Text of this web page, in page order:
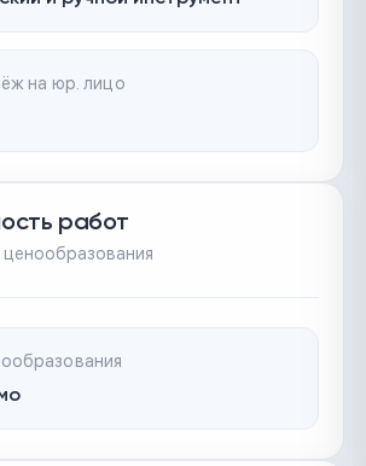
на юр. лицо
работ
ценообразования